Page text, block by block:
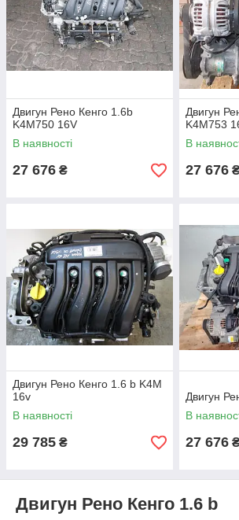
Двигун Рено Кенго 1.6b
K4M750 16V
В наявності
27 676 ₴
Двигун
K4M753
В
27 676
Двигун Рено Кенго 1.6 b K4M
16v
В наявності
29 785 ₴
Двигун
В
27 676
Двигун Рено Кенго 1.6 b